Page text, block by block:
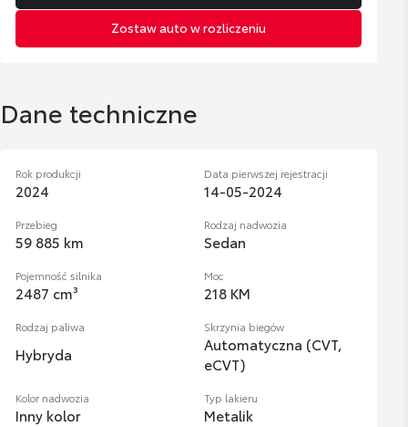
Zostaw auto w rozliczeniu
Dane techniczne
Rok produkcji
2024
Data pierwszej rejestracji
14-05-2024
Przebieg
59 885 km
Rodzaj nadwozia
Sedan
Pojemność silnika
2487 cm³
Moc
218 KM
Rodzaj paliwa
Hybryda
Skrzynia biegów
Automatyczna (CVT,
eCVT)
Kolor nadwozia
Inny kolor
Typ lakieru
Metalik